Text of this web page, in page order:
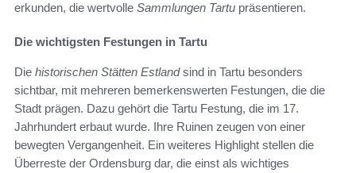
erkunden, die wertvolle Sammlungen Tartu präsentieren.
Die wichtigsten Festungen in Tartu
Die historischen Stätten Estlandsind in Tartu besonders
sichtbar, mit mehreren bemerkenswerten Festungen, die die
Stadt prägen. Dazu gehört die Tartu Festung, die im 17.
Jahrhundert erbaut wurde. Ihre Ruinen zeugen von einer
bewegten Vergangenheit. Ein weiteres Highlight stellen die
Überreste der Ordensburg dar, die einst als wichtiges